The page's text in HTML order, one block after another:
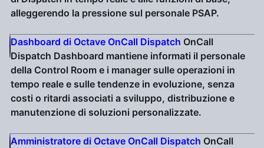
alleggerendo la pressione sul personale PSAP.
Dashboard di Octave OnCall Dispatch OnCall
Dispatch Dashboard mantiene informati il personale
della Control Room e i manager sulle operazioni in
tempo reale e sulle tendenze in evoluzione, senza
costi o ritardi associati a sviluppo, distribuzione e
manutenzione di soluzioni personalizzate.
Amministratore di Octave OnCall Dispatch OnCall